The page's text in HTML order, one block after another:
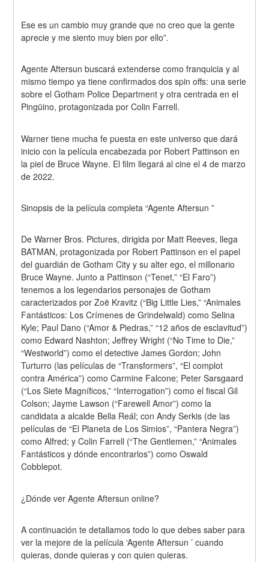
Ese es un cambio muy grande que no creo que la gente
aprecie y me siento muy bien por ello”.
Agente Aftersun buscará extenderse como franquicia y al
mismo tiempo ya tiene confirmados dos spin offs: una serie
sobre el Gotham Police Department y otra centrada en el
Pingüino, protagonizada por Colin Farrell.
Warner tiene mucha fe puesta en este universo que dará
inicio con la película encabezada por Robert Pattinson en
la piel de Bruce Wayne. El film llegará al cine el 4 de marzo
de 2022.
Sinopsis de la película completa “Agente Aftersun ”
De Warner Bros. Pictures, dirigida por Matt Reeves, llega
BATMAN, protagonizada por Robert Pattinson en el papel
del guardián de Gotham City y su alter ego, el millonario
Bruce Wayne. Junto a Pattinson (“Tenet,” “El Faro”)
tenemos a los legendarios personajes de Gotham
caracterizados por Zoë Kravitz (“Big Little Lies,” “Animales
Fantásticos: Los Crímenes de Grindelwald) como Selina
Kyle; Paul Dano (“Amor & Piedras,” “12 años de esclavitud”)
como Edward Nashton; Jeffrey Wright (“No Time to Die,”
“Westworld”) como el detective James Gordon; John
Turturro (las películas de “Transformers”, “El complot
contra América”) como Carmine Falcone; Peter Sarsgaard
(“Los Siete Magníficos,” “Interrogation”) como el fiscal Gil
Colson; Jayme Lawson (“Farewell Amor”) como la
candidata a alcalde Bella Reál; con Andy Serkis (de las
películas de “El Planeta de Los Simios”, “Pantera Negra”)
como Alfred; y Colin Farrell (“The Gentlemen,” “Animales
Fantásticos y dónde encontrarlos”) como Oswald
Cobblepot.
¿Dónde ver Agente Aftersun online?
A continuación te detallamos todo lo que debes saber para
ver la mejore de la película ‘Agente Aftersun ’ cuando
quieras, donde quieras y con quien quieras.